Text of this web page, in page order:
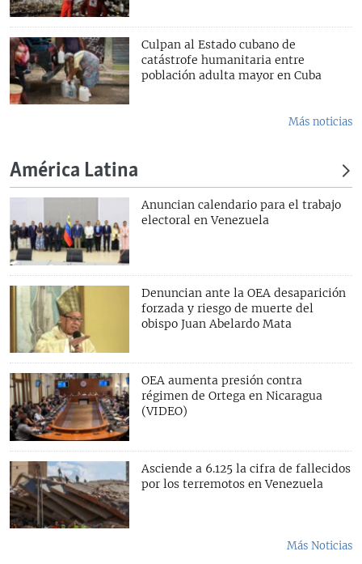
Culpan al Estado cubano de
catástrofe humanitaria entre
población adulta mayor en Cuba
Más noticias
América Latina
Anuncian calendario para el trabajo
electoral en Venezuela
Denuncian ante la OEA desaparición
forzada y riesgo de muerte del
obispo Juan Abelardo Mata
OEA aumenta presión contra
régimen de Ortega en Nicaragua
(VIDEO)
Asciende a 6.125 la cifra de fallecidos
por los terremotos en Venezuela
Más Noticias